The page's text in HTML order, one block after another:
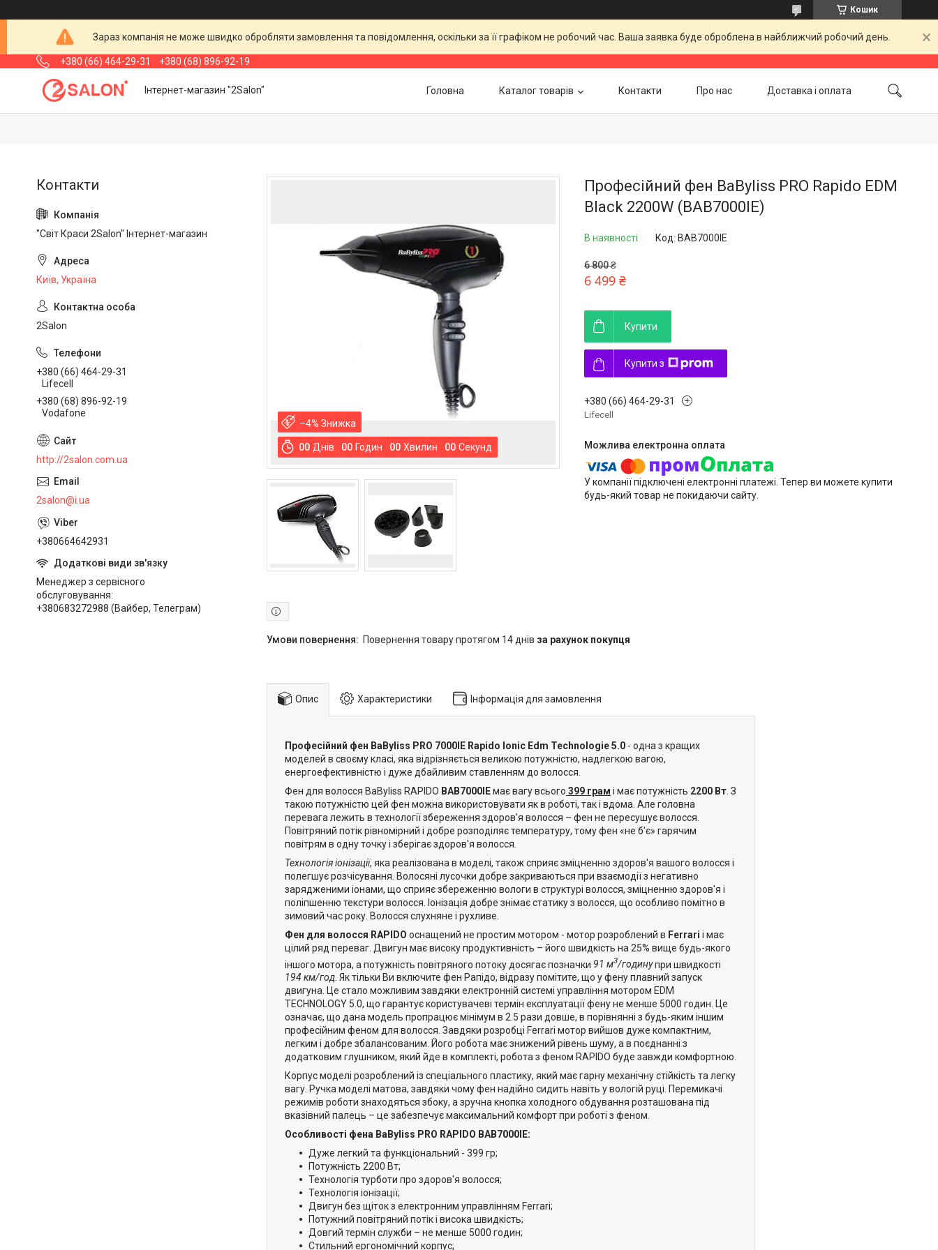
Кошик
Зараз компанія не може швидко обробляти замовлення та повідомлення, оскільки за її графіком не робочий час. Ваша заявка буде оброблена в найближчий робочий день.
+380 (66) 464-29-31 +380 (68) 896-92-19
Інтернет-магазин "2Salon" Головна Каталог товарів Контакти Про нас Доставка і оплата
–4%
00 Днів 00 Годин 00 Хвилин 00 Секунд
Професійний фен BaByliss PRO Rapido EDM
Black 2200W (BAB7000IE)
В наявності Код: BAB7000IE
6 800 ₴
6 499 ₴
Купити
Купити з
+380 (66) 464-29-31
Lifecell
У компанії підключені електронні платежі. Тепер ви можете купити
будь-який товар не покидаючи сайту.
повернення товару протягом 14 днів за рахунок покупця
Опис Характеристики Інформація для замовлення
Професійний фен BaByliss PRO 7000IE Rapido Ionic Edm Technologie 5.0 - одна з кращих
моделей в своєму класі, яка відрізняється великою потужністю, надлегкою вагою,
енергоефективністю і дуже дбайливим ставленням до волосся.
Фен для волосся BaByliss RAPIDO BAB7000IEмає вагу всього 399 грам і має потужність 2200 Вт . З
такою потужністю цей фен можна використовувати як в роботі, так і вдома. Але головна
перевага лежить в технології збереження здоров'я волосся – фен не пересушує волосся.
Повітряний потік рівномірний і добре розподіляє температуру, тому фен «не б'є» гарячим
повітрям в одну точку і зберігає здоров'я волосся.
Технологія іонізації, яка реалізована в моделі, також сприяє зміцненню здоров'я вашого волосся і
полегшує розчісування. Волосяні лусочки добре закриваються при взаємодії з негативно
зарядженими іонами, що сприяє збереженню вологи в структурі волосся, зміцненню здоров'я і
поліпшенню текстури волосся. Іонізація добре знімає статику з волосся, що особливо помітно в
зимовий час року. Волосся слухняне і рухливе.
Фен для волосся RAPIDO оснащений не простим мотором - мотор розроблений в Ferrari і має
цілий ряд переваг. Двигун має високу продуктивність – його швидкість на 25% вище будь-якого
іншого мотора, а потужність повітряного потоку досягає позначки 91 м3/годинупри швидкості
194 км/год. Як тільки Ви включите фен Рапідо, відразу помітите, що у фену плавний запуск
двигуна. Це стало можливим завдяки електронній системі управління мотором EDM
TECHNOLOGY 5.0, що гарантує користувачеві термін експлуатації фену не менше 5000 годин. Це
означає, що дана модель пропрацює мінімум в 2.5 рази довше, в порівнянні з будь-яким іншим
професійним феном для волосся. Завдяки розробці Ferrari мотор вийшов дуже компактним,
легким і добре збалансованим. Його робота має знижений рівень шуму, а в поєднанні з
додатковим глушником, який йде в комплекті, робота з феном RAPIDO буде завжди комфортною.
Корпус моделі розроблений із спеціального пластику, який має гарну механічну стійкість та легку
вагу. Ручка моделі матова, завдяки чому фен надійно сидить навіть у вологій руці. Перемикачі
режимів роботи знаходяться збоку, а зручна кнопка холодного обдування розташована під
вказівний палець – це забезпечує максимальний комфорт при роботі з феном.
Особливості фена BaByliss PRO RAPIDO BAB7000IE:
Дуже легкий та функціональний - 399 гр;
Потужність 2200 Вт;
Технологія турботи про здоров'я волосся;
Технологія іонізації;
Двигун без щіток з електронним управлінням Ferrari;
Потужний повітряний потік і висока швидкість;
Довгий термін служби – не менше 5000 годин;
Стильний ергономічний корпус;
"Світ Краси 2Salon" Інтернет-магазин
Київ, Україна
2Salon
+380 (66) 464-29-31
Lifecell
+380 (68) 896-92-19
Vodafone
http://2salon.com.ua
2salon@i.ua
+380664642931
Менеджер з сервісного
обслуговування
+380683272988 (Вайбер, Телеграм)